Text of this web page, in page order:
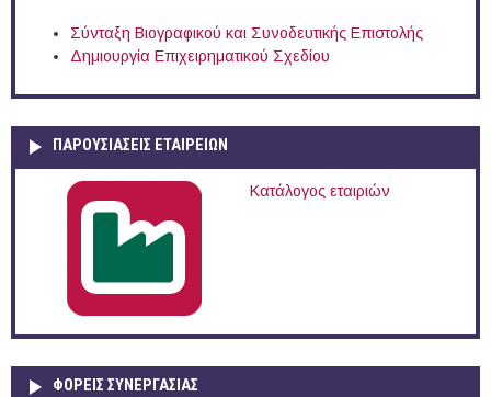
Σύνταξη Βιογραφικού και Συνοδευτικής Επιστολής
Δημιουργία Επιχειρηματικού Σχεδίου
ΠΑΡΟΥΣΙΆΣΕΙΣ ΕΤΑΙΡΕΙΏΝ
Κατάλογος εταιριών
ΦΟΡΕΙΣ ΣΥΝΕΡΓΑΣΙΑΣ